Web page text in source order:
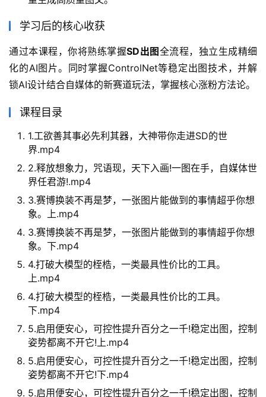
学习后的核心收获
通过本课程，你将熟练掌握SD出图 全流程，独立生成精细
化的AI图片。同时掌握ControlNet等稳定出图技术，并解
锁AI设计结合自媒体的新赛道玩法，掌握核心涨粉方法论。
课程目录
1.工欲善其事必先利其器，大神带你走进SD的世
界.mp4
2.释放想象力，咒语现，天下入画!一图在手，自媒体世
界任君游!.mp4
3.赛博换装不再是梦，一张图片能做到的事情超乎你想
象。上.mp4
3.赛博换装不再是梦，一张图片能做到的事情超乎你想
象。下.mp4
4.打破大模型的桎梏，一类最具性价比的工具。
上.mp4
4.打破大模型的桎梏，一类最具性价比的工具。
下.mp4
5.启用便安心，可控性提升百分之一千!稳定出图，控制
姿势都离不开它!上.mp4
5.启用便安心，可控性提升百分之一千!稳定出图，控制
姿势都离不开它!下.mp4
5.启用便安心，可控性提升百分之一千!稳定出图，控制